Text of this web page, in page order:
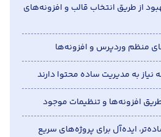
از طریق انتخاب قالب و افزونه‌های
منظم وردپرس و افزونه‌ها
نیاز به مدیریت ساده محتوا دارند
افزونه‌ها و تنظیمات موجود
ایده‌آل برای پروژه‌های سریع